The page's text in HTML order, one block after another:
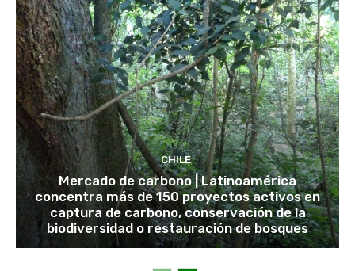
CHILE
Mercado de carbono | Latinoamérica
concentra más de 150 proyectos activos en
captura de carbono, conservación de la
biodiversidad o restauración de bosques